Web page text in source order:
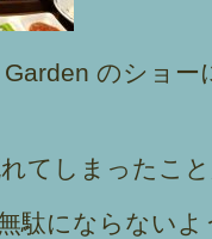
のショ
てしまったこ
駄にならない